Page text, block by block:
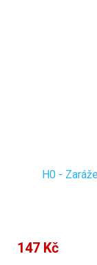
H0 -
147 Kč